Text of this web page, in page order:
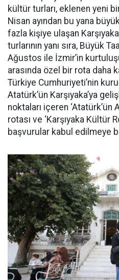
kültür turları, eklenen yeni
Nisan ayından bu yana
fazla kişiye ulaşan
turlarının yanı sıra, Büyük
Ağustos ile İzmir’in
arasında özel bir rota daha
Türkiye Cumhuriyeti’nin
Atatürk’ün Karşıyaka’ya
noktaları içeren ‘Atatürk’ün
rotası ve ‘Karşıyaka Kültür
başvurular kabul edilmeye